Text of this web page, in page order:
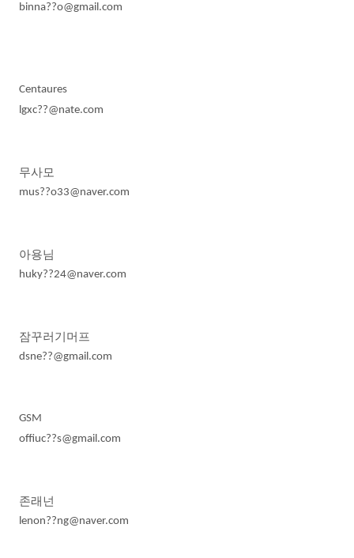
binna??o@gmail.com
Centaures
lgxc??@nate.com
무사모
mus??o33@naver.com
아용님
huky??24@naver.com
잠꾸러기머프
dsne??@gmail.com
GSM
offiuc??s@gmail.com
존래넌
lenon??ng@naver.com